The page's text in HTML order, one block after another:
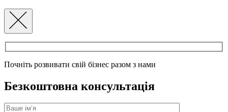
Почніть розвивати свій бізнес разом з нами
Безкоштовна консультація